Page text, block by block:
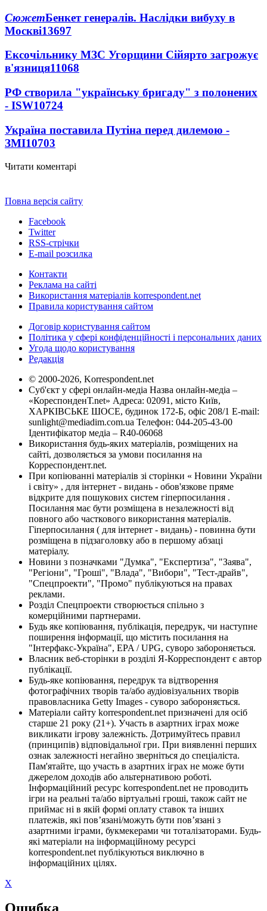
СюжетБенкет генералів. Наслідки вибуху в
Москві13697
Ексочільнику МЗС Угорщини Сійярто загрожує
в'язниця11068
РФ створила "українську бригаду" з полонених
- ISW10724
Україна поставила Путіна перед дилемою -
ЗМІ10703
Читати коментарі
Повна версія сайту
Facebook
Twitter
RSS-стрічки
E-mail розсилка
Контакти
Реклама на сайті
Використання матеріалів korrespondent.net
Правила користування сайтом
Договір користування сайтом
Політика у сфері конфіденційності і персональних даних
Угода щодо користування
Редакція
© 2000-2026, Korrespondent.net
Суб'єкт у сфері онлайн-медіа Назва онлайн-медіа –
«КореспонденТ.net» Адреса: 02091, місто Київ,
ХАРКІВСЬКЕ ШОСЕ, будинок 172-Б, офіс 208/1 E-mail:
sunlight@mediadim.com.ua Телефон: 044-205-43-00
Ідентифікатор медіа – R40-06068
Використання будь-яких матеріалів, розміщених на
сайті, дозволяється за умови посилання на
Корреспондент.net.
При копіюванні матеріалів зі сторінки « Новини України
і світу» , для інтернет - видань - обов'язкове пряме
відкрите для пошукових систем гіперпосилання .
Посилання має бути розміщена в незалежності від
повного або часткового використання матеріалів.
Гіперпосилання ( для інтернет - видань) - повинна бути
розміщена в підзаголовку або в першому абзаці
матеріалу.
Новини з позначками "Думка", "Експертиза", "Заява",
"Регіони", "Гроші", "Влада", "Вибори", "Тест-драйв",
"Спецпроекти", "Промо" публікуються на правах
реклами.
Розділ Спецпроекти створюється спільно з
комерційними партнерами.
Будь яке копіювання, публікація, передрук, чи наступне
поширення інформації, що містить посилання на
"Інтерфакс-Україна", EPA / UPG, суворо забороняється.
Власник веб-сторінки в розділі Я-Корреспондент є автор
публікації.
Будь-яке копіювання, передрук та відтворення
фотографічних творів та/або аудіовізуальних творів
правовласника Getty Images - суворо забороняється.
Матеріали сайту korrespondent.net призначені для осіб
старше 21 року (21+). Участь в азартних іграх може
викликати ігрову залежність. Дотримуйтесь правил
(принципів) відповідальної гри. При виявленні перших
ознак залежності негайно зверніться до спеціаліста.
Пам'ятайте, що участь в азартних іграх не може бути
джерелом доходів або альтернативою роботі.
Інформаційний ресурс korrespondent.net не проводить
ігри на реальні та/або віртуальні гроші, також сайт не
приймає ні в якій формі оплату ставок та інших
платежів, які пов’язані/можуть бути пов’язані з
азартними іграми, букмекерами чи тоталізаторами. Будь-
які матеріали на інформаційному ресурсі
korrespondent.net публікуються виключно в
інформаційних цілях.
X